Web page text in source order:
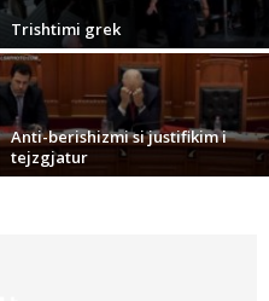
Trishtimi grek
Anti-berishizmi si justifikim i
tejzgjatur